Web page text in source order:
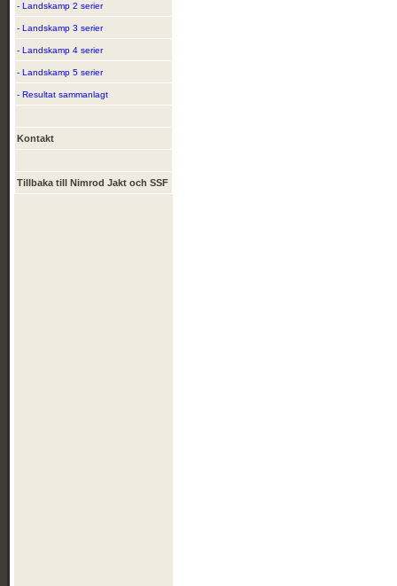
- Landskamp 2 serier
- Landskamp 3 serier
- Landskamp 4 serier
- Landskamp 5 serier
- Resultat sammanlagt
Kontakt
Tillbaka till Nimrod Jakt och SSF